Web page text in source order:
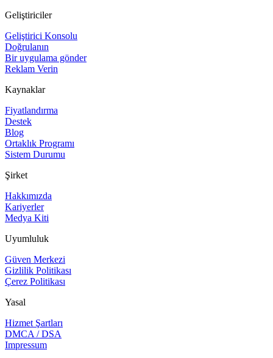
Geliştiriciler
Geliştirici Konsolu
Doğrulanın
Bir uygulama gönder
Reklam Verin
Kaynaklar
Fiyatlandırma
Destek
Blog
Ortaklık Programı
Sistem Durumu
Şirket
Hakkımızda
Kariyerler
Medya Kiti
Uyumluluk
Güven Merkezi
Gizlilik Politikası
Çerez Politikası
Yasal
Hizmet Şartları
DMCA / DSA
Impressum